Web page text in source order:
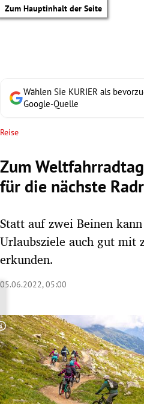
Zum Hauptinhalt der Seite
Untermenü
Untermenü
Untermenü
Untermenü
Untermenü
Wählen Sie KURIER als
Google-Quelle
Reise
Zum
für die nächste
Statt auf zwei Beinen
Urlaubsziele auch gut mit
erkunden.
05.06.2022, 05:00
Copyright-Hinweis öffnen/